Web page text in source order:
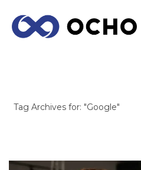
Tag Archives for: "Google"